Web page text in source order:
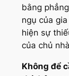
bằng
ngụ của
hiện sự
của chủ
Không để